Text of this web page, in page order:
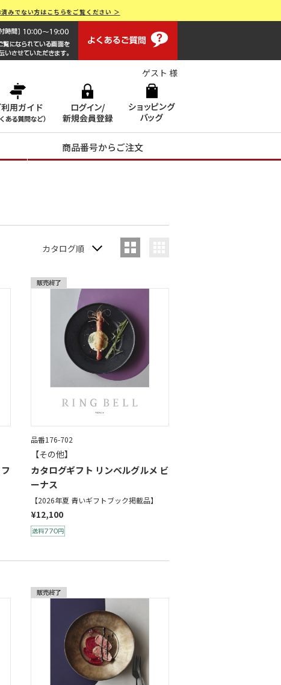
みでない方はこちらをご覧ください ＞
画面操作で困ったらお電話でサポート 0120-551928 [
ゲスト 様
商品番号からご注文
カタログ順
品番176-702
【その他】
カタログギフト リンベルグルメ ビ
ーナス
【2026年夏 青いギフトブック掲載品】
¥12,100